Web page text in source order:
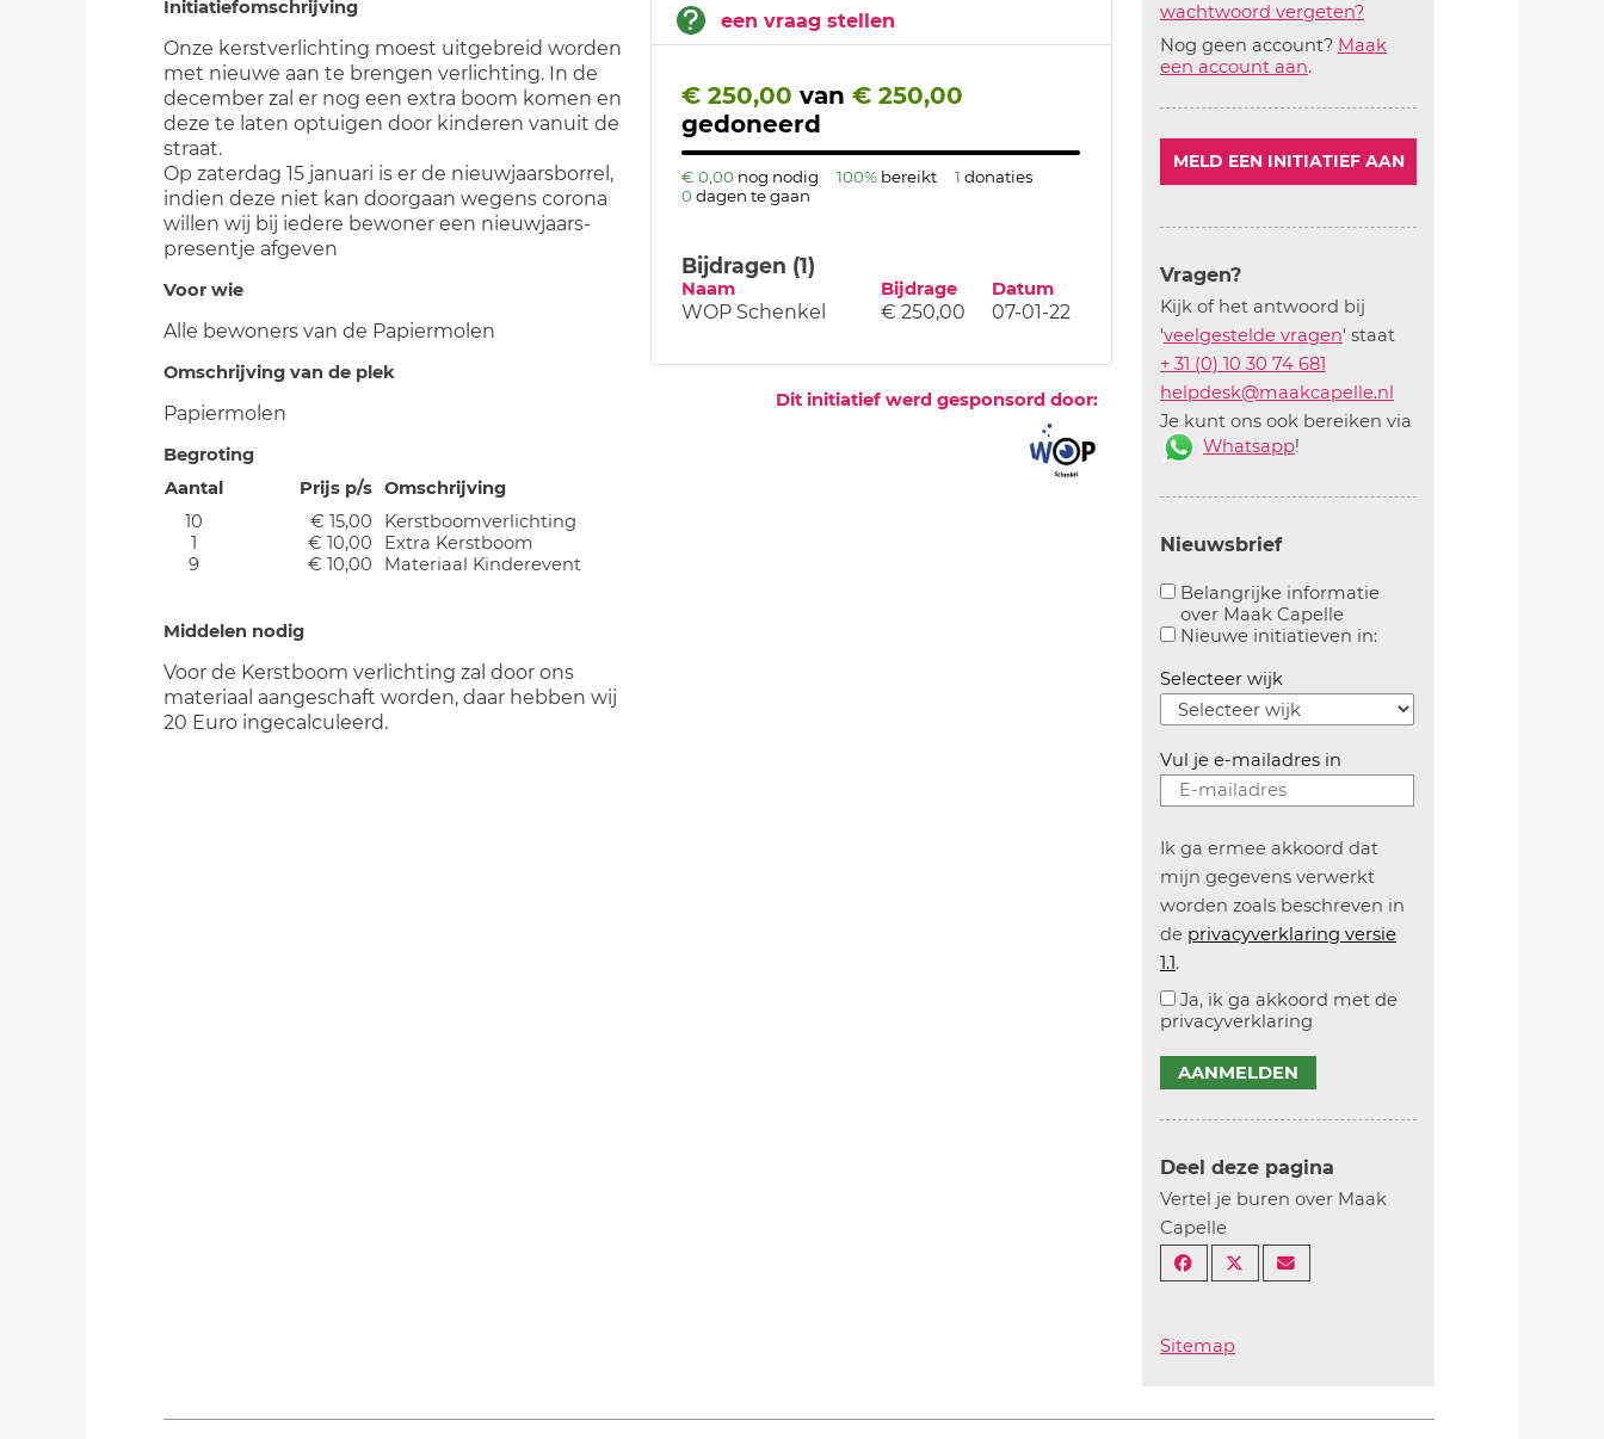
een vraag stellen
€ 250,00 van € 250,00
gedoneerd
€ 0,00 nog nodig 100% bereikt 1 donaties
0 dagen te gaan
Bijdragen (1)
Naam Bijdrage Datum
WOP Schenkel € 250,00 07-01-22
Dit initiatief werd gesponsord door:
Initiatiefomschrijving
Onze kerstverlichting moest uitgebreid worden
met nieuwe aan te brengen verlichting. In de
december zal er nog een extra boom komen en
deze te laten optuigen door kinderen vanuit de
straat.
Op zaterdag 15 januari is er de nieuwjaarsborrel,
indien deze niet kan doorgaan wegens corona
willen wij bij iedere bewoner een nieuwjaars-
presentje afgeven
Voor wie
Alle bewoners van de Papiermolen
Omschrijving van de plek
Papiermolen
Begroting
Aantal
Prijs p/s Omschrijving
10
€ 15,00
Kerstboomverlichting
1
€ 10,00
Extra Kerstboom
9
€ 10,00 Materiaal Kinderevent
Middelen nodig
Voor de Kerstboom verlichting zal door ons
materiaal aangeschaft worden, daar hebben wij
20 Euro ingecalculeerd.
wachtwoord vergeten?
Nog geen account? Maak
een account aan.
MELD EEN INITIATIEF AAN
Vragen?
Kijk of het antwoord bij
'veelgestelde vragen' staat
+ 31 (0) 10 30 74 681
helpdesk@maakcapelle.nl
Je kunt ons ook bereiken via
Whatsapp!
Nieuwsbrief
Belangrijke informatie
over Maak Capelle
Aanvinken om belangrijke informatie over
Nieuwe initiatieven in:Aanvinken om
Selecteer wijk
Vul je e-mailadres in
Ik ga ermee akkoord dat
mijn gegevens verwerkt
worden zoals beschreven in
de privacyverklaring versie
1.1.
Ja, ik ga akkoord met de
privacyverklaring
AANMELDEN
Deel deze pagina
Vertel je buren over Maak
Capelle
Sitemap